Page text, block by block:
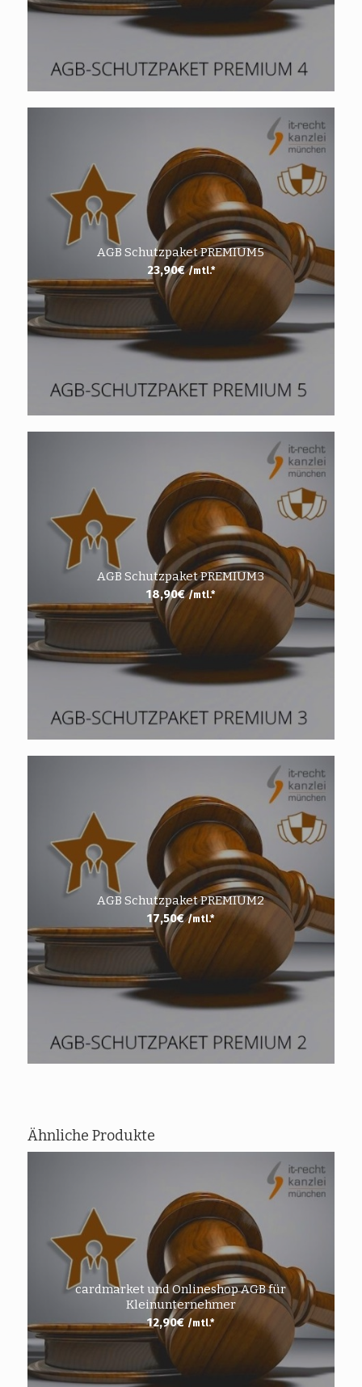
AGB Schutzpaket PREMIUM5
23,90€ /mtl.*
AGB Schutzpaket PREMIUM3
18,90€ /mtl.*
AGB Schutzpaket PREMIUM2
17,50€ /mtl.*
Ähnliche Produkte
cardmarket und Onlineshop AGB für
Kleinunternehmer
12,90€ /mtl.*